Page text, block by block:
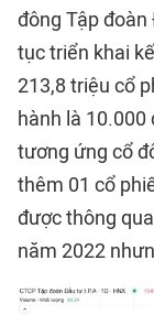
đông Tập
tục triển khai
213,8 triệu cổ
hành là 10.000
tương ứng cổ
thêm 01 cổ
được thông
năm 2022